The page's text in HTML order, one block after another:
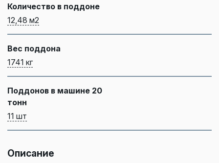
Количество в поддоне
12,48 м2
Вес поддона
1741 кг
Поддонов в машине 20
тонн
11 шт
Описание